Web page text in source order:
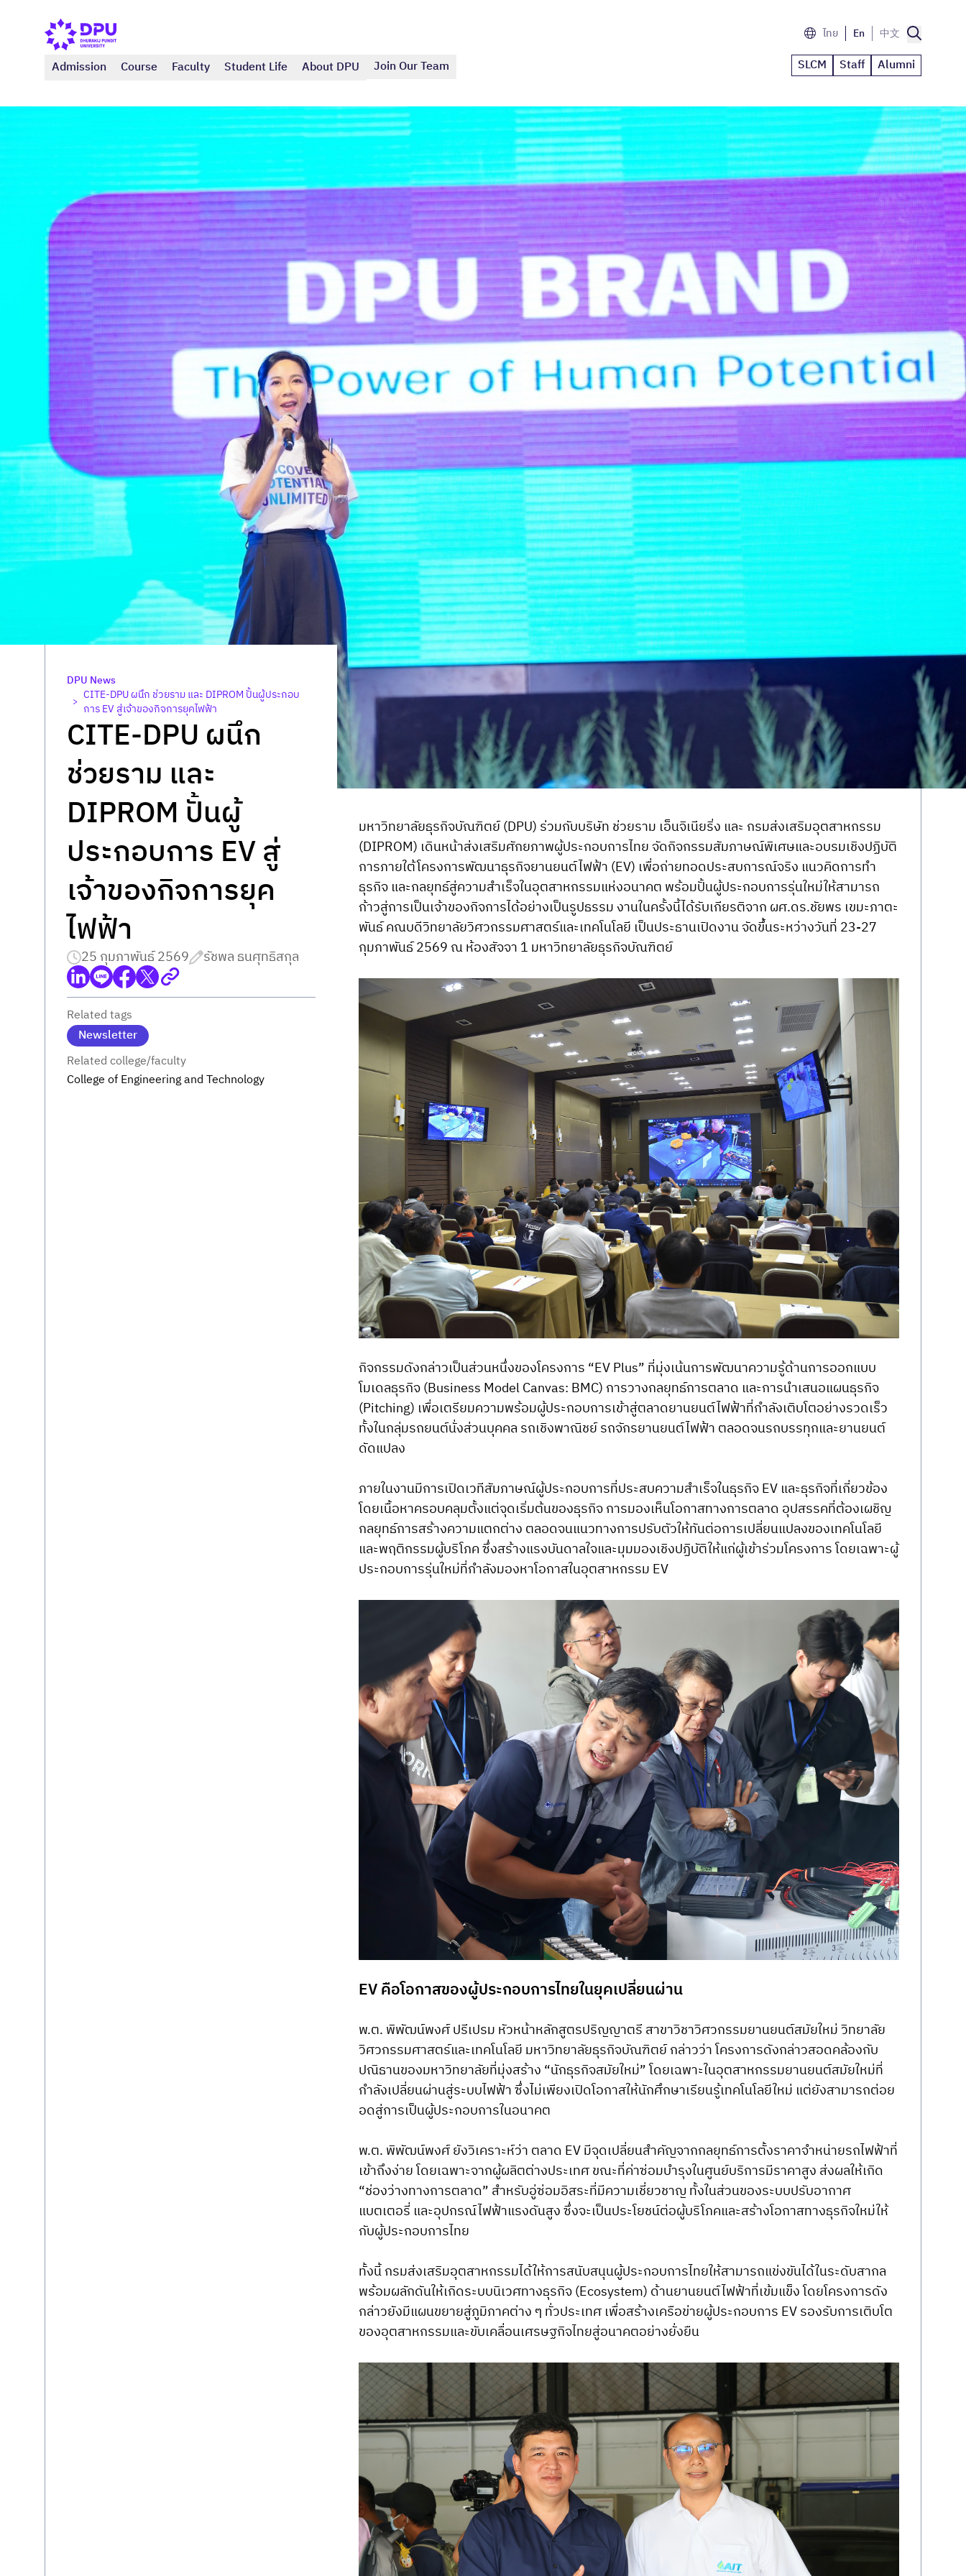
ไทย En 中文
Admission Course Faculty Student Life About DPU Join Our Team SLCM Staff Alumni
DPU News
> CITE-DPU ผนึก ช่วยราม และ DIPROM ปั้นผู้ประกอบ
การ EV สู่เจ้าของกิจการยุคไฟฟ้า
CITE-DPU ผนึก
ช่วยราม และ
DIPROM ปั้นผู้
ประกอบการ EV สู่
เจ้าของกิจการยุค
ไฟฟ้า
25 กุมภาพันธ์ 2569 รัชพล ธนศุทธิสกุล
Related tags
Newsletter
Related college/faculty
College of Engineering and Technology
มหาวิทยาลัยธุรกิจบัณฑิตย์ (DPU) ร่วมกับบริษัท ช่วยราม เอ็นจิเนียริ่ง และ กรมส่งเสริมอุตสาหกรรม
(DIPROM) เดินหน้าส่งเสริมศักยภาพผู้ประกอบการไทย จัดกิจกรรมสัมภาษณ์พิเศษและอบรมเชิงปฏิบัติ
การภายใต้โครงการพัฒนาธุรกิจยานยนต์ไฟฟ้า (EV) เพื่อถ่ายทอดประสบการณ์จริง แนวคิดการทำ
ธุรกิจ และกลยุทธ์สู่ความสำเร็จในอุตสาหกรรมแห่งอนาคต พร้อมปั้นผู้ประกอบการรุ่นใหม่ให้สามารถ
ก้าวสู่การเป็นเจ้าของกิจการได้อย่างเป็นรูปธรรม งานในครั้งนี้ได้รับเกียรติจาก ผศ.ดร.ชัยพร เขมะภาตะ
พันธ์ คณบดีวิทยาลัยวิศวกรรมศาสตร์และเทคโนโลยี เป็นประธานเปิดงาน จัดขึ้นระหว่างวันที่ 23-27
กุมภาพันธ์ 2569 ณ ห้องสัจจา 1 มหาวิทยาลัยธุรกิจบัณฑิตย์
กิจกรรมดังกล่าวเป็นส่วนหนึ่งของโครงการ “EV Plus” ที่มุ่งเน้นการพัฒนาความรู้ด้านการออกแบบ
โมเดลธุรกิจ (Business Model Canvas: BMC) การวางกลยุทธ์การตลาด และการนำเสนอแผนธุรกิจ
(Pitching) เพื่อเตรียมความพร้อมผู้ประกอบการเข้าสู่ตลาดยานยนต์ไฟฟ้าที่กำลังเติบโตอย่างรวดเร็ว
ทั้งในกลุ่มรถยนต์นั่งส่วนบุคคล รถเชิงพาณิชย์ รถจักรยานยนต์ไฟฟ้า ตลอดจนรถบรรทุกและยานยนต์
ดัดแปลง
ภายในงานมีการเปิดเวทีสัมภาษณ์ผู้ประกอบการที่ประสบความสำเร็จในธุรกิจ EV และธุรกิจที่เกี่ยวข้อง
โดยเนื้อหาครอบคลุมตั้งแต่จุดเริ่มต้นของธุรกิจ การมองเห็นโอกาสทางการตลาด อุปสรรคที่ต้องเผชิญ
กลยุทธ์การสร้างความแตกต่าง ตลอดจนแนวทางการปรับตัวให้ทันต่อการเปลี่ยนแปลงของเทคโนโลยี
และพฤติกรรมผู้บริโภค ซึ่งสร้างแรงบันดาลใจและมุมมองเชิงปฏิบัติให้แก่ผู้เข้าร่วมโครงการ โดยเฉพาะผู้
ประกอบการรุ่นใหม่ที่กำลังมองหาโอกาสในอุตสาหกรรม EV
EV คือโอกาสของผู้ประกอบการไทยในยุคเปลี่ยนผ่าน
พ.ต. พิพัฒน์พงศ์ ปรีเปรม หัวหน้าหลักสูตรปริญญาตรี สาขาวิชาวิศวกรรมยานยนต์สมัยใหม่ วิทยาลัย
วิศวกรรมศาสตร์และเทคโนโลยี มหาวิทยาลัยธุรกิจบัณฑิตย์ กล่าวว่า โครงการดังกล่าวสอดคล้องกับ
ปณิธานของมหาวิทยาลัยที่มุ่งสร้าง “นักธุรกิจสมัยใหม่” โดยเฉพาะในอุตสาหกรรมยานยนต์สมัยใหม่ที่
กำลังเปลี่ยนผ่านสู่ระบบไฟฟ้า ซึ่งไม่เพียงเปิดโอกาสให้นักศึกษาเรียนรู้เทคโนโลยีใหม่ แต่ยังสามารถต่อย
อดสู่การเป็นผู้ประกอบการในอนาคต
พ.ต. พิพัฒน์พงศ์ ยังวิเคราะห์ว่า ตลาด EV มีจุดเปลี่ยนสำคัญจากกลยุทธ์การตั้งราคาจำหน่ายรถไฟฟ้าที่
เข้าถึงง่าย โดยเฉพาะจากผู้ผลิตต่างประเทศ ขณะที่ค่าซ่อมบำรุงในศูนย์บริการมีราคาสูง ส่งผลให้เกิด
“ช่องว่างทางการตลาด” สำหรับอู่ซ่อมอิสระที่มีความเชี่ยวชาญ ทั้งในส่วนของระบบปรับอากาศ
แบตเตอรี่ และอุปกรณ์ไฟฟ้าแรงดันสูง ซึ่งจะเป็นประโยชน์ต่อผู้บริโภคและสร้างโอกาสทางธุรกิจใหม่ให้
กับผู้ประกอบการไทย
ทั้งนี้ กรมส่งเสริมอุตสาหกรรมได้ให้การสนับสนุนผู้ประกอบการไทยให้สามารถแข่งขันได้ในระดับสากล
พร้อมผลักดันให้เกิดระบบนิเวศทางธุรกิจ (Ecosystem) ด้านยานยนต์ไฟฟ้าที่เข้มแข็ง โดยโครงการดัง
กล่าวยังมีแผนขยายสู่ภูมิภาคต่าง ๆ ทั่วประเทศ เพื่อสร้างเครือข่ายผู้ประกอบการ EV รองรับการเติบโต
ของอุตสาหกรรมและขับเคลื่อนเศรษฐกิจไทยสู่อนาคตอย่างยั่งยืน